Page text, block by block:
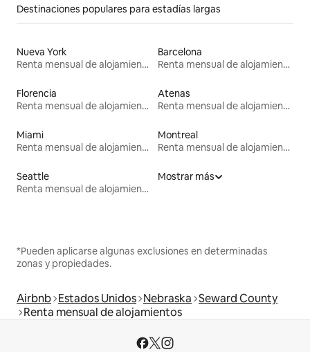
Destinaciones populares para estadías largas
Nueva York
Renta mensual de alojamientos
Barcelona
Renta mensual de alojamientos
Florencia
Renta mensual de alojamientos
Atenas
Renta mensual de alojamientos
Miami
Renta mensual de alojamientos
Montreal
Renta mensual de alojamientos
Seattle
Renta mensual de alojamientos
Mostrar más
*Pueden aplicarse algunas exclusiones en determinadas
zonas y propiedades.
Airbnb Estados Unidos Nebraska Seward County
Renta mensual de alojamientos